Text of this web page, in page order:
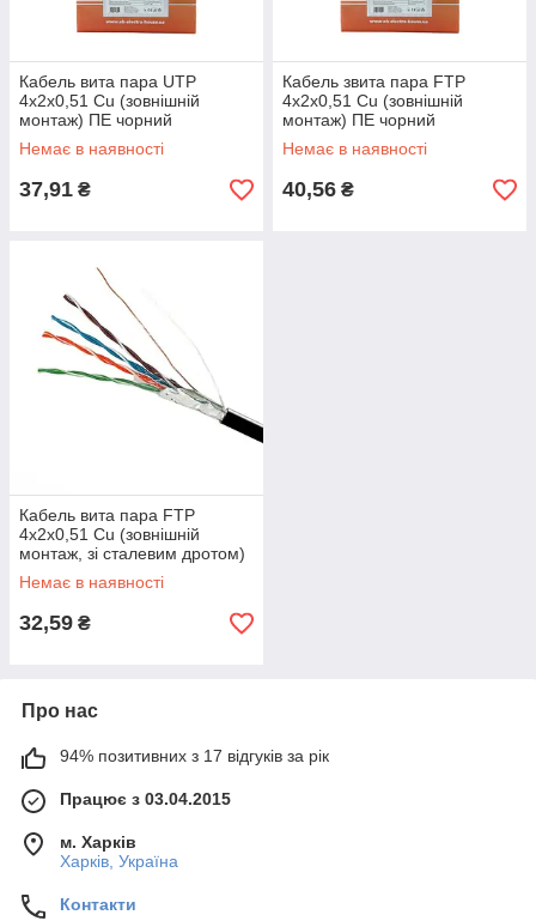
Кабель вита пара UTP
4х2х0,51 Cu (зовнішній
монтаж) ПЕ чорний
Немає в наявності
37,91 ₴
Кабель звита пара FTP
4х2х0,51 Cu (зовнішній
монтаж) ПЕ чорний
Немає в наявності
40,56 ₴
Кабель вита пара FTP
4х2х0,51 Cu (зовнішній
монтаж, зі сталевим дротом)
ПЕ чорний
Немає в наявності
32,59 ₴
Про нас
94% позитивних з 17 відгуків за рік
Працює з 03.04.2015
м. Харків
Харків, Україна
Контакти